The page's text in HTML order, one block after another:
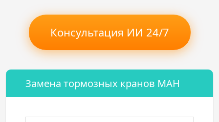
Консультация ИИ 24/7
Замена тормозных кранов МАН